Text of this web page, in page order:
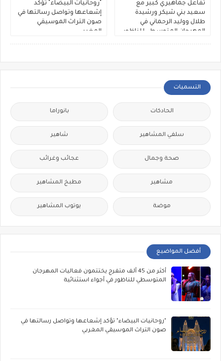
تفاعل جماهيري كبير مع
سعيد بني شيكر ورشيدة
طلال ووليد الرحماني في
المهرجان المتوسطي للناظور
"روحانيات البيضاء" تؤكد
إشعاعها وتواصل رسالتها في
صون التراث الموسيقي
المغربي
التسميات
الحادكات بانوراما
سلفي المشاهير شاهير
صحة وجمال عجائب وغرائب
مشاهير مطبخ المشاهير
موضة يوتوب المشاهير
أفضل المواضيع
أكثر من 45 ألف متفرج يختتمون فعاليات المهرجان
المتوسطي للناظور في أجواء استثنائية
"روحانيات البيضاء" تؤكد إشعاعها وتواصل رسالتها في
صون التراث الموسيقي المغربي